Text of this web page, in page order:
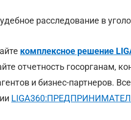
расследование в
комплексное решение
отчетность госорганам,
и бизнес-партнеров.